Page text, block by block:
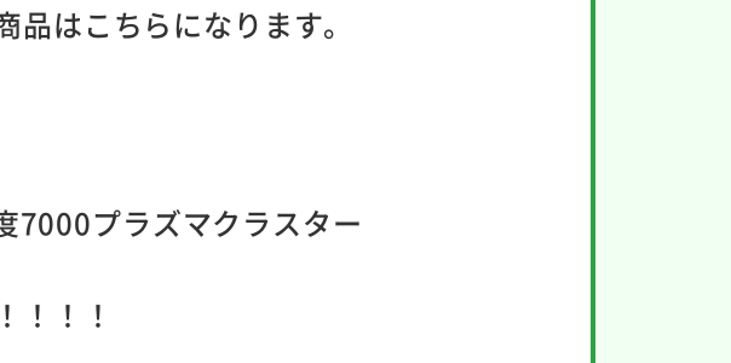
はこちらになります。
7000プラズマクラスター
！！！